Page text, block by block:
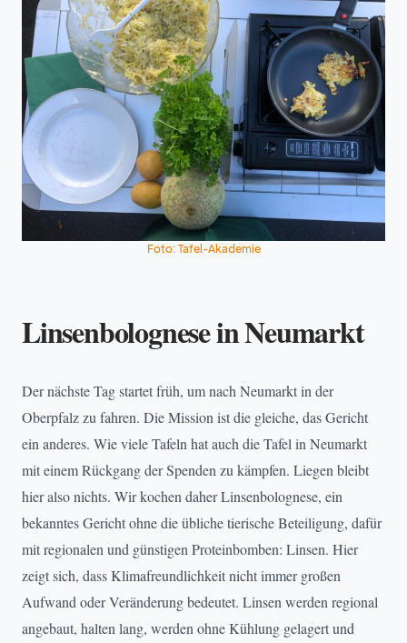
Foto: Tafel-Akademie
Linsenbolognese in Neumarkt
Der nächste Tag startet früh, um nach Neumarkt in der
Oberpfalz zu fahren. Die Mission ist die gleiche, das Gericht
ein anderes. Wie viele Tafeln hat auch die Tafel in Neumarkt
mit einem Rückgang der Spenden zu kämpfen. Liegen bleibt
hier also nichts. Wir kochen daher Linsenbolognese, ein
bekanntes Gericht ohne die übliche tierische Beteiligung, dafür
mit regionalen und günstigen Proteinbomben: Linsen. Hier
zeigt sich, dass Klimafreundlichkeit nicht immer großen
Aufwand oder Veränderung bedeutet. Linsen werden regional
angebaut, halten lang, werden ohne Kühlung gelagert und